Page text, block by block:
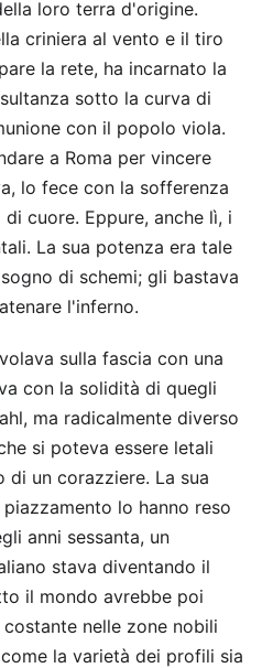
loro terra d'origine.
criniera al vento e il tiro
la rete, ha incarnato la
sotto la curva di
con il popolo viola.
a Roma per vincere
lo fece con la sofferenza
cuore. Eppure, anche lì, i
La sua potenza era tale
di schemi; gli bastava
l'inferno.
sulla fascia con una
con la solidità di quegli
ma radicalmente diverso
si poteva essere letali
di un corazziere. La sua
lo hanno reso
anni sessanta, un
stava diventando il
il mondo avrebbe poi
nelle zone nobili
la varietà dei profili sia